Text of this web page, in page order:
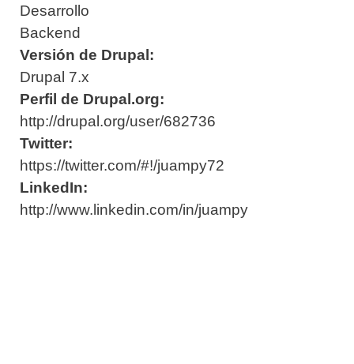
Desarrollo
Backend
Versión de Drupal:
Drupal 7.x
Perfil de Drupal.org:
http://drupal.org/user/682736
Twitter:
https://twitter.com/#!/juampy72
LinkedIn:
http://www.linkedin.com/in/juampy